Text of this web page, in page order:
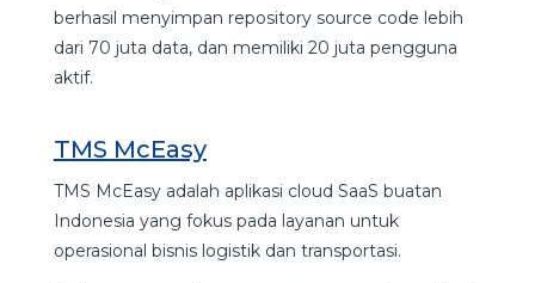
berhasil menyimpan repository source code lebih
dari 70 juta data, dan memiliki 20 juta pengguna
aktif.
TMS McEasy
TMS McEasy adalah aplikasi cloud SaaS buatan
Indonesia yang fokus pada layanan untuk
operasional bisnis logistik dan transportasi.